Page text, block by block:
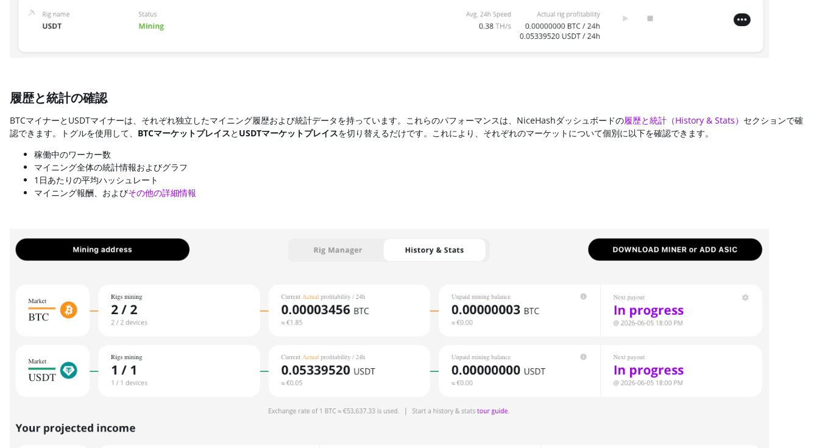
履歴と統計の確認
BTCマイナーとUSDTマイナーは、それぞれ独立したマイニング履歴および統計データを持っています。これらのパフォーマンスは、NiceHashダッシュボードの履歴と統計（History & Stats） セクションで確
認できます。トグルを使用して、 BTCマーケットプレイスと USDTマーケットプレイスを切り替えるだけです。これにより、それぞれのマーケットについて個別に以下を確認できます。
稼働中のワーカー数
マイニング全体の統計情報およびグラフ
1日あたりの平均ハッシュレート
マイニング報酬、およびその他の詳細情報